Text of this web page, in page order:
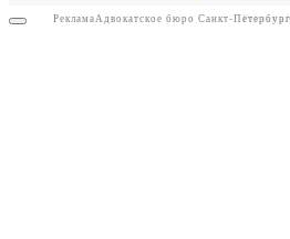
Реклама
Реклама Адвокатское бюро Санкт-